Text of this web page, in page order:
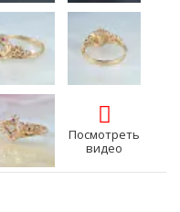
Посмотреть
видео